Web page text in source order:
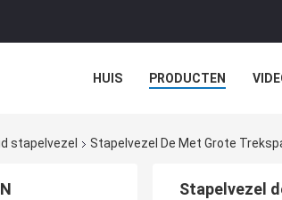
HUIS PRODUCTEN
stapelvezel Stapelvezel De Met Grote
Stapelvezel